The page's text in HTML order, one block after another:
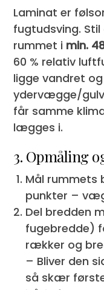
Laminat er
fugtudsving.
rummet i min.
60 % relativ
ligge vandret
ydervægge/
får samme
lægges i.
3. Opmåling
Mål rummets
punkter –
Del bredden
fugebredde)
rækker og
– Bliver den
så skær